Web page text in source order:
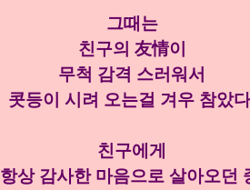
그때는
친구의 友情이
무척 감격 스러워서
콧등이 시려 오는걸 겨우 참았
친구에게
항상 감사한 마음으로 살아오던